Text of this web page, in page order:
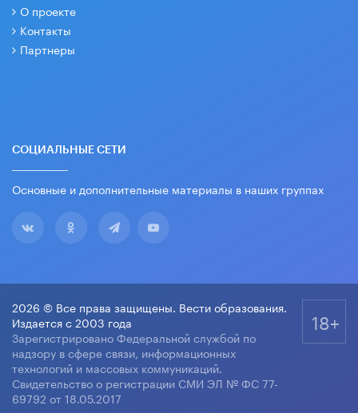
О проекте
Контакты
Партнеры
СОЦИАЛЬНЫЕ СЕТИ
Основные и дополнительные материалы в наших группах
2026 © Все права защищены. Вести образования.
Издается с 2003 года
Зарегистрировано Федеральной службой по
надзору в сфере связи, информационных
технологий и массовых коммуникаций.
Свидетельство о регистрации СМИ ЭЛ № ФС 77-
69792 от 18.05.2017
18+